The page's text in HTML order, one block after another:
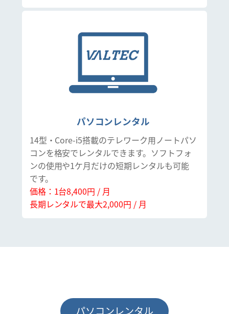
パソコンレンタル
14型・Core-i5搭載のテレワーク用ノートパソ
コンを格安でレンタルできます。ソフトフォ
ンの使用や1ケ月だけの短期レンタルも可能
です。
価格：1台8,400円 / 月
長期レンタルで最大2,000円 / 月
パソコンレンタル